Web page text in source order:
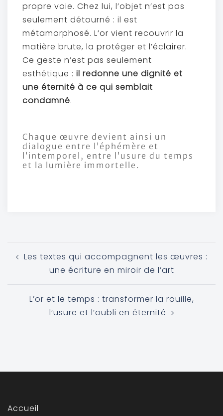
propre voie. Chez lui, l’objet n’est pas
seulement détourné : il est
métamorphosé. L’or vient recouvrir la
matière brute, la protéger et l’éclairer.
Ce geste n’est pas seulement
esthétique : il redonne une dignité et
une éternité à ce qui semblait
condamné.
Chaque œuvre devient ainsi un
dialogue entre l’éphémère et
l’intemporel, entre l’usure du temps
et la lumière immortelle.
Les textes qui accompagnent les œuvres :
une écriture en miroir de l’art
L’or et le temps : transformer la rouille,
l’usure et l’oubli en éternité
Accueil